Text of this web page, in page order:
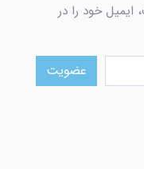
ایمیل خود را در
عضویت